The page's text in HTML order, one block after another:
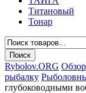
Титановый
Тонар
Rybolov.ORG
рыбалку
глубоководными